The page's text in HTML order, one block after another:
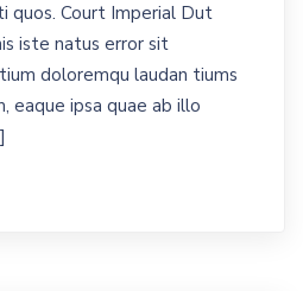
quos. Court Imperial Dut
iste natus error sit
doloremqu laudan tiums
eaque ipsa quae ab illo